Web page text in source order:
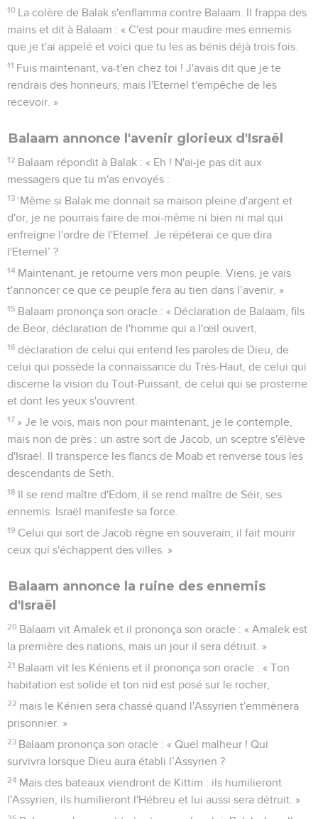
10 La colère de Balak s'enflamma contre Balaam. Il frappa des
mains et dit à Balaam : « C'est pour maudire mes ennemis
que je t'ai appelé et voici que tu les as bénis déjà trois fois.
11 Fuis maintenant, va-t'en chez toi ! J'avais dit que je te
rendrais des honneurs, mais l'Eternel t'empêche de les
recevoir. »
Balaam annonce l'avenir glorieux d'Israël
12 Balaam répondit à Balak : « Eh ! N'ai-je pas dit aux
messagers que tu m'as envoyés :
13 ‘Même si Balak me donnait sa maison pleine d'argent et
d'or, je ne pourrais faire de moi-même ni bien ni mal qui
enfreigne l'ordre de l'Eternel. Je répéterai ce que dira
l'Eternel’ ?
14 Maintenant, je retourne vers mon peuple. Viens, je vais
t'annoncer ce que ce peuple fera au tien dans l’avenir. »
15 Balaam prononça son oracle : « Déclaration de Balaam, fils
de Beor, déclaration de l'homme qui a l'œil ouvert,
16 déclaration de celui qui entend les paroles de Dieu, de
celui qui possède la connaissance du Très-Haut, de celui qui
discerne la vision du Tout-Puissant, de celui qui se prosterne
et dont les yeux s'ouvrent.
17 » Je le vois, mais non pour maintenant, je le contemple,
mais non de près : un astre sort de Jacob, un sceptre s'élève
d'Israël. Il transperce les flancs de Moab et renverse tous les
descendants de Seth.
18 Il se rend maître d'Edom, il se rend maître de Séir, ses
ennemis. Israël manifeste sa force.
19 Celui qui sort de Jacob règne en souverain, il fait mourir
ceux qui s'échappent des villes. »
Balaam annonce la ruine des ennemis
d'Israël
20 Balaam vit Amalek et il prononça son oracle : « Amalek est
la première des nations, mais un jour il sera détruit. »
21 Balaam vit les Kéniens et il prononça son oracle : « Ton
habitation est solide et ton nid est posé sur le rocher,
22 mais le Kénien sera chassé quand l'Assyrien t'emmènera
prisonnier. »
23 Balaam prononça son oracle : « Quel malheur ! Qui
survivra lorsque Dieu aura établi l’Assyrien ?
24 Mais des bateaux viendront de Kittim : ils humilieront
l'Assyrien, ils humilieront l'Hébreu et lui aussi sera détruit. »